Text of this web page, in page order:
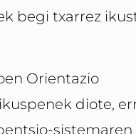
begi txarrez
Orientazio
diote,
sistemaren